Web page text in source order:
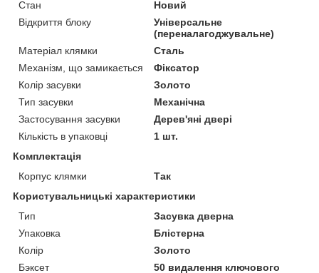
Стан
Новий
Відкриття блоку
Універсальне
(переналагоджувальне)
Матеріал клямки
Сталь
Механізм, що замикається
Фіксатор
Колір засувки
Золото
Тип засувки
Механічна
Застосування засувки
Дерев'яні двері
Кількість в упаковці
1 шт.
Комплектація
Корпус клямки
Так
Користувальницькі характеристики
Тип
Засувка дверна
Упаковка
Блістерна
Колір
Золото
Бэксет
50 видалення ключового